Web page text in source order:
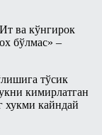
ва кўнгирок
бўлмас» –
тўсик
кимирлатган
хукми кайндай